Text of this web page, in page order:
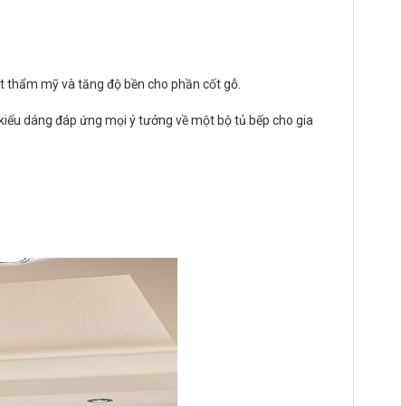
mỹ và tăng độ bền cho phần cốt gỗ.
dáng đáp ứng mọi ý tưởng về một bộ tủ bếp cho gia